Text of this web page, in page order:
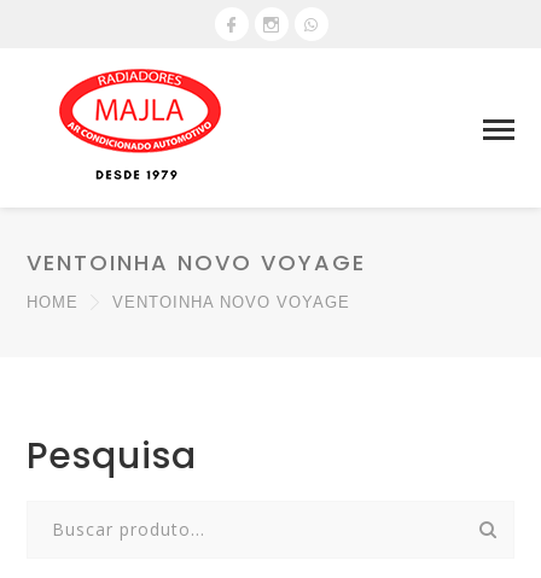
VENTOINHA NOVO VOYAGE
HOME VENTOINHA NOVO VOYAGE
Pesquisa